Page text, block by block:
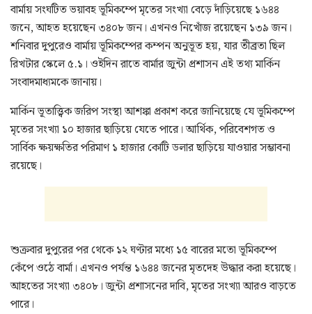
বার্মায় সংঘটিত ভয়াবহ ভূমিকম্পে মৃতের সংখ্যা বেড়ে দাঁড়িয়েছে ১৬৪৪
জনে, আহত হয়েছেন ৩৪০৮ জন। এখনও নিখোঁজ রয়েছেন ১৩৯ জন।
শনিবার দুপুরেও বার্মায় ভূমিকম্পের কম্পন অনুভূত হয়, যার তীব্রতা ছিল
রিখটার স্কেলে ৫.১। ওইদিন রাতে বার্মার জুন্টা প্রশাসন এই তথ্য মার্কিন
সংবাদমাধ্যমকে জানায়।
মার্কিন ভূতাত্ত্বিক জরিপ সংস্থা আশঙ্কা প্রকাশ করে জানিয়েছে যে ভূমিকম্পে
মৃতের সংখ্যা ১০ হাজার ছাড়িয়ে যেতে পারে। আর্থিক, পরিবেশগত ও
সার্বিক ক্ষয়ক্ষতির পরিমাণ ১ হাজার কোটি ডলার ছাড়িয়ে যাওয়ার সম্ভাবনা
রয়েছে।
শুক্রবার দুপুরের পর থেকে ১২ ঘণ্টার মধ্যে ১৫ বারের মতো ভূমিকম্পে
কেঁপে ওঠে বার্মা। এখনও পর্যন্ত ১৬৪৪ জনের মৃতদেহ উদ্ধার করা হয়েছে।
আহতের সংখ্যা ৩৪০৮। জুন্টা প্রশাসনের দাবি, মৃতের সংখ্যা আরও বাড়তে
পারে।